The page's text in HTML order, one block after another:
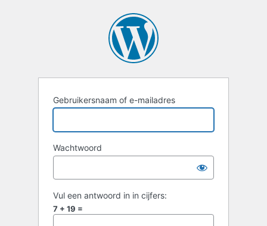
Gebruikersnaam of e-mailadres
Wachtwoord
Vul een antwoord in in cijfers:
7 + 19 =